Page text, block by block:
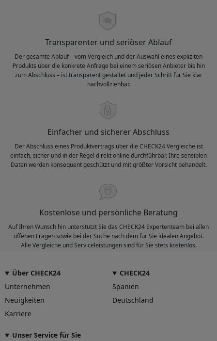
Transparenter und seriöser Ablauf
Der gesamte Ablauf – vom Vergleich und der Auswahl eines expliziten
Produkts über die konkrete Anfrage bei einem seriösen Anbieter bis hin
zum Abschluss – ist transparent gestaltet und jeder Schritt für Sie klar
nachvollziehbar.
Einfacher und sicherer Abschluss
Der Abschluss eines Produktvertrags über die CHECK24 Vergleiche ist
einfach, sicher und in der Regel direkt online durchführbar. Ihre sensiblen
Daten werden konsequent geschützt und mit größter Vorsicht behandelt.
Kostenlose und persönliche Beratung
Auf Ihren Wunsch hin unterstützt Sie das CHECK24 Expertenteam bei allen
offenen Fragen sowie bei der Suche nach dem für Sie idealen Angebot.
Alle Vergleiche und Serviceleistungen sind für Sie stets kostenlos.
Über CHECK24
Unternehmen
Neuigkeiten
Karriere
CHECK24
Spanien
Deutschland
Unser Service für Sie